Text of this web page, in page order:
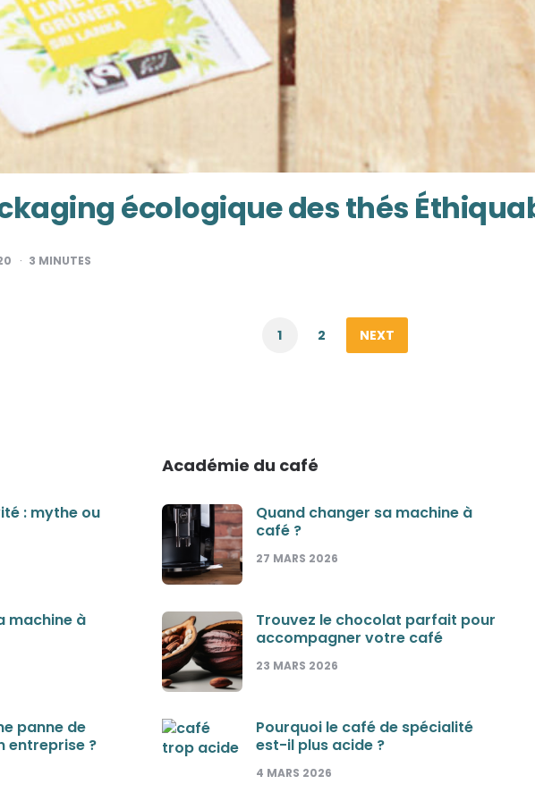
écologique des thés
3 MINUTES
1 2 NEXT
: mythe ou
machine à
panne de
entreprise ?
Académie du café
Quand changer sa machine à
café ?
27 MARS 2026
Trouvez le chocolat parfait pour
accompagner votre café
23 MARS 2026
Pourquoi le café de spécialité
est-il plus acide ?
4 MARS 2026